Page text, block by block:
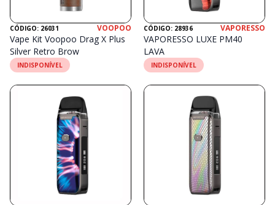
CÓDIGO: 26031 VOOPOO
Vape Kit Voopoo Drag X Plus
Silver Retro Brow
INDISPONÍVEL
CÓDIGO: 28936 VAPORESSO
VAPORESSO LUXE PM40
LAVA
INDISPONÍVEL